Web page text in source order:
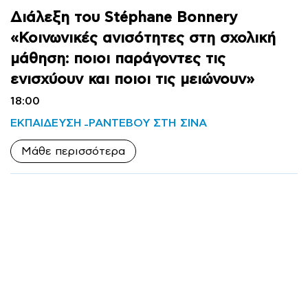
Διάλεξη του Stéphane Bonnery
«Κοινωνικές ανισότητες στη σχολική
μάθηση: ποιοι παράγοντες τις
ενισχύουν και ποιοι τις μειώνουν»
18:00
ΕΚΠΑΙΔΕΥΣΗ
ΡΑΝΤΕΒΟΥ ΣΤΗ ΣΙΝΑ
Μάθε περισσότερα